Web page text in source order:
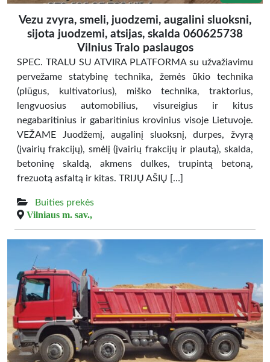
Vezu zvyra, smeli, juodzemi, augalini sluoksni,
sijota juodzemi, atsijas, skalda 060625738
Vilnius Tralo paslaugos
SPEC. TRALU SU ATVIRA PLATFORMA su užvažiavimu
pervežame statybinę technika, žemės ūkio technika
(plūgus, kultivatorius), miško technika, traktorius,
lengvuosius automobilius, visureigius ir kitus
negabaritinius ir gabaritinius krovinius visoje Lietuvoje.
VEŽAME Juodžemį, augalinį sluoksnį, durpes, žvyrą
(įvairių frakcijų), smėlį (įvairių frakcijų ir plautą), skalda,
betoninę skaldą, akmens dulkes, trupintą betoną,
frezuotą asfaltą ir kitas. TRIJŲ AŠIŲ […]
Buities prekės
Vilniaus m. sav.,